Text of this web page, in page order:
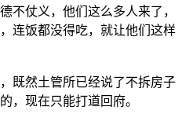
不仗义，他们这么多人来了，
连饭都没得吃，就让他们这样
既然土管所已经说了不拆房子
，现在只能打道回府。